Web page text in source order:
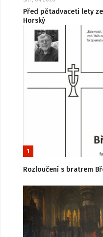
Před pětadvaceti lety
Horský
1
Rozloučení s bratrem